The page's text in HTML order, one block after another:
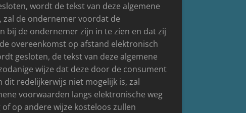
wordt de tekst van deze algemene
de ondernemer voordat de
bij de ondernemer zijn in te zien en dat zij
overeenkomst op afstand elektronisch
gesloten, de tekst van deze algemene
wijze dat deze door de consument
redelijkerwijs niet mogelijk is, zal
voorwaarden langs elektronische weg
op andere wijze kosteloos zullen